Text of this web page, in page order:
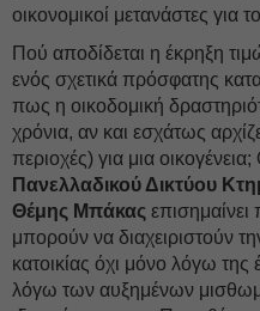
οικονομικοί μετανάστες για
Πού αποδίδεται η έκρηξη
ενός σχετικά πρόσφατης
πως η οικοδομική
χρόνια, αν και εσχάτως
περιοχές) για μια
Πανελλαδικού Δικτύου
Θέμης Μπάκας
μπορούν να διαχειριστούν
κατοικίας όχι μόνο λόγω της
λόγω των αυξημένων